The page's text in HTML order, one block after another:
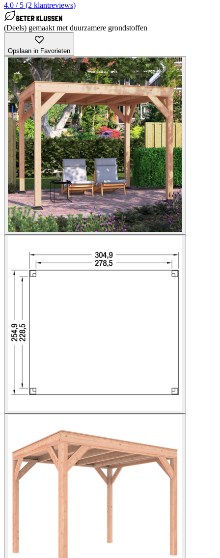
4.0 / 5 (2 klantreviews)
(Deels) gemaakt met duurzamere grondstoffen
Opslaan in Favorieten